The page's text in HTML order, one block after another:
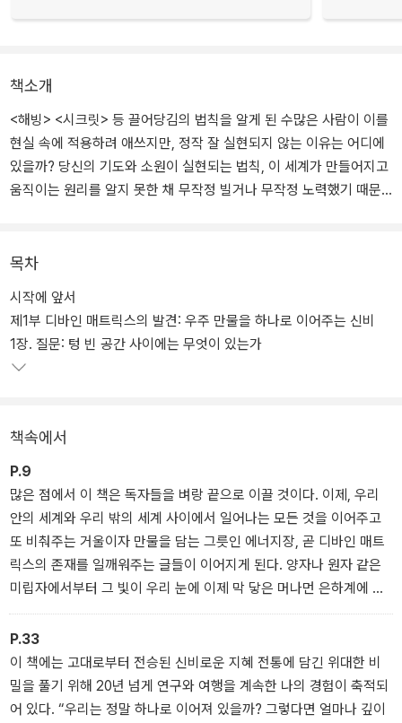
책소개
<해빙> <시크릿> 등 끌어당김의 법칙을 알게 된 수많은 사람이 이를
현실 속에 적용하려 애쓰지만, 정작 잘 실현되지 않는 이유는 어디에
있을까? 당신의 기도와 소원이 실현되는 법칙, 이 세계가 만들어지고
움직이는 원리를 알지 못한 채 무작정 빌거나 무작정 노력했기 때문
양자 물리학과 고대의 지혜 전통이 손잡고 밝혀낸 ‘디바인 매트릭
게 서로 소통하며 그러한 소통의 진정한 의미가 무엇인지를 낱낱이
보여준다.
전작 《잃어버린 기도의 비밀》에서 발견했던 내용에서 몇 걸음 더 나
구체적인 법칙들, 영적인 시야를 아름답게 넓히는 동서양 지혜의 말
씀들, 그리고 저자가 전 세계를 발로 뛰며 만난 비범한 인물들의 이야
기와 생생한 사례가 더욱 깊고 다채롭게 펼쳐진다.
14년간 전 세계 26개국 이상 주요 언어로 번역되면서, 끌어당김의 법
칙과 양자 물리학의 숨은 의미를 언급하는 수많은 책에 근거와 영감
을 제공한 그렉 브레이든의 글로벌 스테디셀러가 개선된 번역과 새로
목차
시작에 앞서
제1부 디바인 매트릭스의 발견: 우주 만물을 하나로 이어주는 신비
1장. 질문: 텅 빈 공간 사이에는 무엇이 있는가
책속에서
P.9
많은 점에서 이 책은 독자들을 벼랑 끝으로 이끌 것이다. 이제, 우리
안의 세계와 우리 밖의 세계 사이에서 일어나는 모든 것을 이어주고
또 비춰주는 거울이자 만물을 담는 그릇인 에너지장, 곧 디바인 매트
릭스의 존재를 일깨워주는 글들이 이어지게 된다. 양자나 원자 같은
미립자에서부터 그 빛이 우리 눈에 이제 막 닿은 머나먼 은하계에 이
르기까지 우주 만물 안에, 그리고 그사이의 모든 것 안에, 이러한 에너
지장이 존재한다는 사실은, 창조계 안에서 우리가 맡은 역할에 대해
우리가 믿어온 고정관념을 변화시킨다.
P.33
이 책에는 고대로부터 전승된 신비로운 지혜 전통에 담긴 위대한 비
밀을 풀기 위해 20년 넘게 연구와 여행을 계속한 나의 경험이 축적되
어 있다. “우리는 정말 하나로 이어져 있을까? 그렇다면 얼마나 깊이